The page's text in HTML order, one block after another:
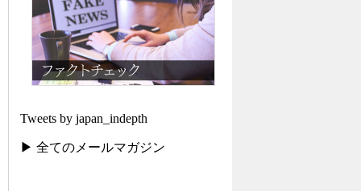
Tweets by japan_indepth
▶ 全てのメールマガジン